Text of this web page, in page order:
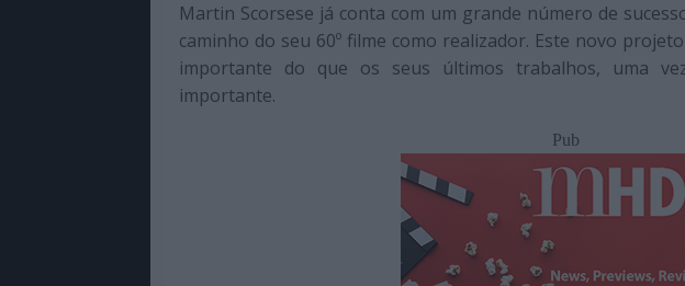
Gaming,
Tecnologia,
Internet,
Música,
Martin Scorsese já conta com um grande número de
caminho do seu 60º filme como realizador. Este novo
importante do que os seus últimos trabalhos, uma
importante.
Pub